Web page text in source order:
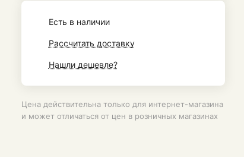
Есть в наличии
Рассчитать доставку
Нашли дешевле?
Цена действительна только для интернет-магазина
и может отличаться от цен в розничных магазинах